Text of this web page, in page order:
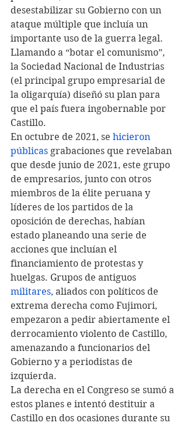
desestabilizar su Gobierno con un
ataque múltiple que incluía un
importante uso de la guerra legal.
Llamando a “botar el comunismo”,
la Sociedad Nacional de Industrias
(el principal grupo empresarial de
la oligarquía) diseñó su plan para
que el país fuera ingobernable por
Castillo.
En octubre de 2021, se hicieron
públicas grabaciones que revelaban
que desde junio de 2021, este grupo
de empresarios, junto con otros
miembros de la élite peruana y
líderes de los partidos de la
oposición de derechas, habían
estado planeando una serie de
acciones que incluían el
financiamiento de protestas y
huelgas. Grupos de antiguos
militares, aliados con políticos de
extrema derecha como Fujimori,
empezaron a pedir abiertamente el
derrocamiento violento de Castillo,
amenazando a funcionarios del
Gobierno y a periodistas de
izquierda.
La derecha en el Congreso se sumó a
estos planes e intentó destituir a
Castillo en dos ocasiones durante su